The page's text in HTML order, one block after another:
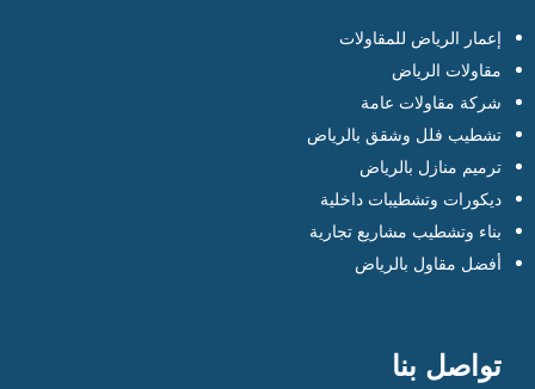
إعمار الرياض للمقاولات
مقاولات الرياض
شركة مقاولات عامة
تشطيب فلل وشقق بالرياض
ترميم منازل بالرياض
ديكورات وتشطيبات داخلية
بناء وتشطيب مشاريع تجارية
أفضل مقاول بالرياض
تواصل بنا